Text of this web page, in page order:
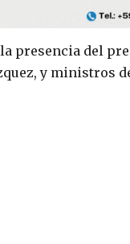
presencia del
y ministros